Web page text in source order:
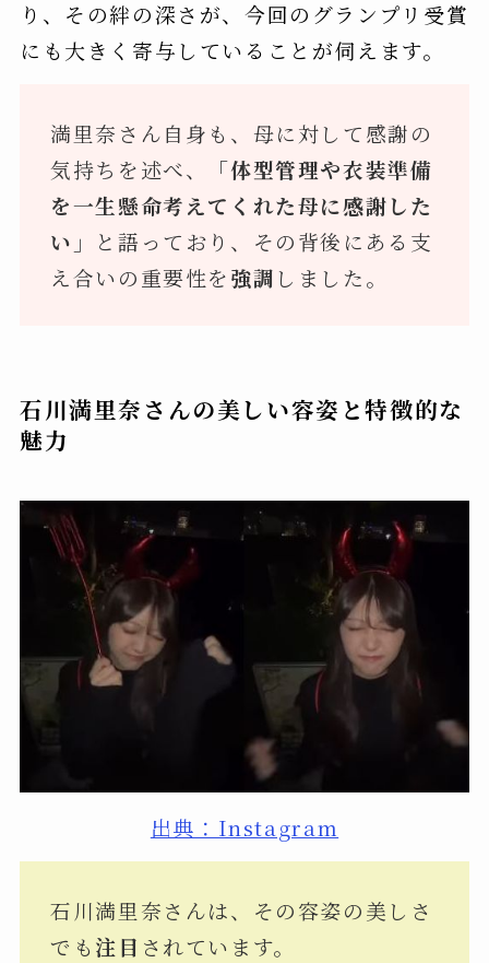
り、その絆の深さが、今回のグランプリ受賞
にも大きく寄与していることが伺えます。
満里奈さん自身も、母に対して感謝の
気持ちを述べ、
「体型管理や衣装準備
を一生懸命考えてくれた母に感謝した
い」
と語っており、その背後にある支
え合いの重要性を強調しました。
石川満里奈さんの美しい容姿と特徴的な
魅力
出典：Instagram
石川満里奈さんは、その容姿の美しさ
でも 注目 されています。